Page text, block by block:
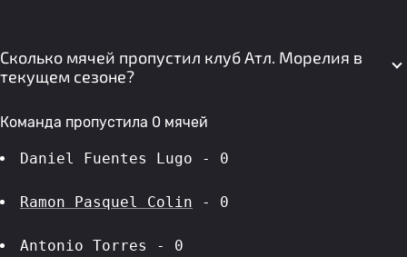
Сколько мячей пропустил клуб Атл. Морелия в
текущем сезоне?
Команда пропустила 0 мячей
Daniel Fuentes Lugo - 0
Ramon Pasquel Colin - 0
Antonio Torres - 0